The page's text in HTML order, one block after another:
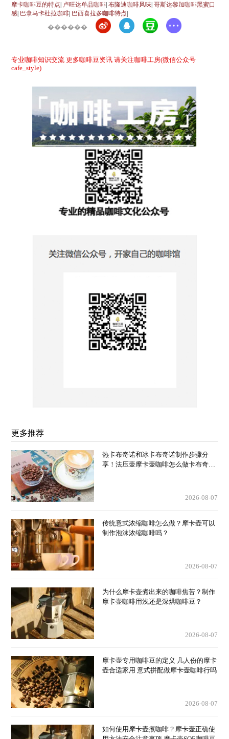
摩卡咖啡豆的特点 卢旺达单品咖啡 |布隆迪咖啡风味 |哥斯达黎加咖啡黑蜜口
感 巴拿马卡杜拉咖啡 巴西喜拉多咖啡特点
������
专业咖啡知识交流 更多咖啡豆资讯 请关注咖啡工房(微信公众号
cafe_style)
更多推荐
热卡布奇诺和冰卡布奇诺制作步骤分
享！法压壶摩卡壶咖啡怎么做卡布奇诺
2026-08-07
传统意式浓缩咖啡怎么做？摩卡壶可以
制作泡沫浓缩咖啡吗？
2026-08-07
为什么摩卡壶煮出来的咖啡焦苦？制作
摩卡壶咖啡用浅还是深烘咖啡豆？
2026-08-07
摩卡壶专用咖啡豆的定义 几人份的摩卡
壶合适家用 意式拼配做摩卡壶咖啡行吗
2026-08-07
如何使用摩卡壶煮咖啡？摩卡壶正确使